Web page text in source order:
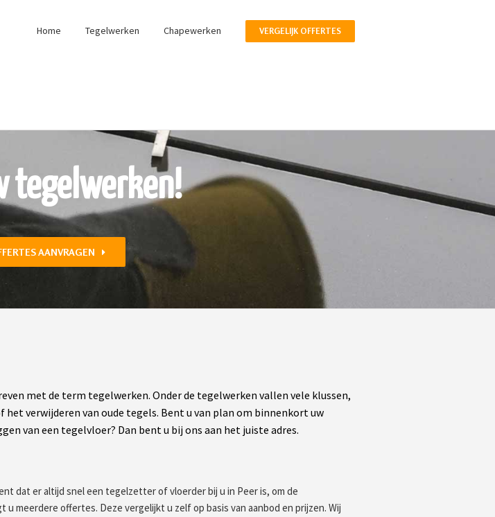
Home Tegelwerken Chapewerken VERGELIJK OFFERTES
tegelwerken!
AANVRAGEN
met de term tegelwerken. Onder de tegelwerken vallen vele klussen,
verwijderen van oude tegels. Bent u van plan om binnenkort uw
van een tegelvloer? Dan bent u bij ons aan het juiste adres.
dat er altijd snel een tegelzetter of vloerder bij u in Peer is, om de
meerdere offertes. Deze vergelijkt u zelf op basis van aanbod en prijzen. Wij